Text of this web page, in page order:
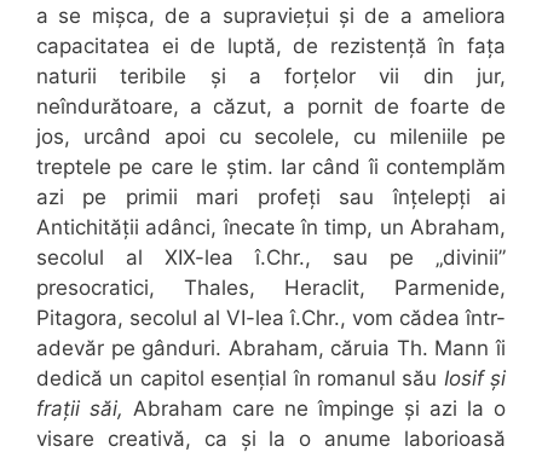
a se mișca, de a supraviețui și de a ameliora
capacitatea ei de luptă, de rezistență în fața
naturii teribile și a forțelor vii din jur,
neîndurătoare, a căzut, a pornit de foarte de
jos, urcând apoi cu secolele, cu mileniile pe
treptele pe care le știm. Iar când îi contemplăm
azi pe primii mari profeți sau înțelepți ai
Antichității adânci, înecate în timp, un Abraham,
secolul al XIX-lea î.Chr., sau pe „divinii”
presocratici, Thales, Heraclit, Parmenide,
Pitagora, secolul al VI-lea î.Chr., vom cădea într-
adevăr pe gânduri. Abraham, căruia Th. Mann îi
dedică un capitol esențial în romanul său Iosif și
frații săi, Abraham care ne împinge și azi la o
visare creativă, ca și la o anume laborioasă